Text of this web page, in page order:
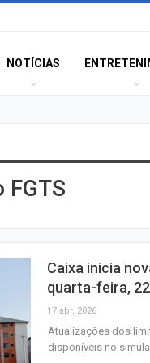
NOTÍCIAS
FGTS
Caixa inicia
quarta-feira, 22
17 abr, 2026
Atualizações dos
disponíveis no